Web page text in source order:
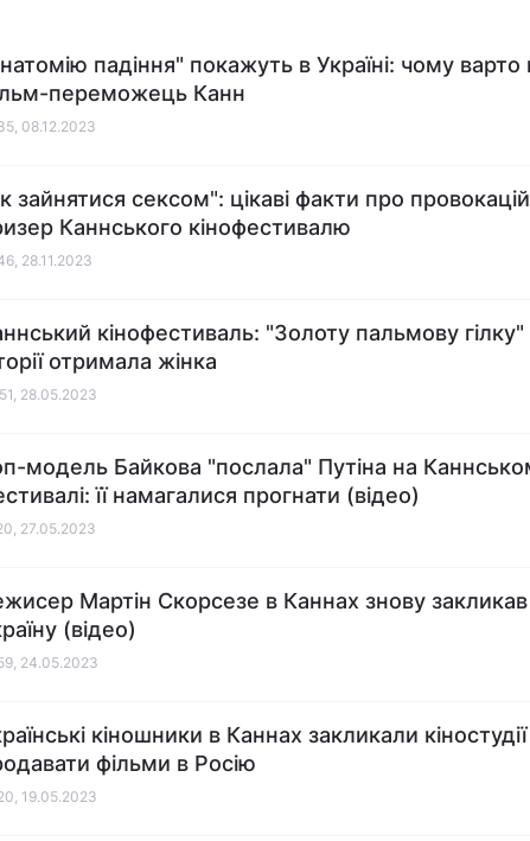
падіння" покажуть в Україні: чому
переможець Канн
08.12.2023
зайнятися сексом": цікаві факти про
Каннського кінофестивалю
28.11.2023
кінофестиваль: "Золоту пальмову
отримала жінка
28.05.2023
модель Байкова "послала" Путіна на
її намагалися прогнати (відео)
27.05.2023
Мартін Скорсезе в Каннах знову
(відео)
24.05.2023
кіношники в Каннах закликали
фільми в Росію
19.05.2023